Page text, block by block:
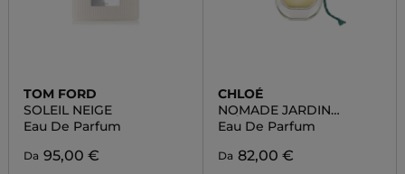
TOM FORD
SOLEIL NEIGE
Eau De Parfum
Da 95,00 €
CHLOÉ
NOMADE JARDIN
D'ÉGYPTE
Eau De Parfum
Da 82,00 €